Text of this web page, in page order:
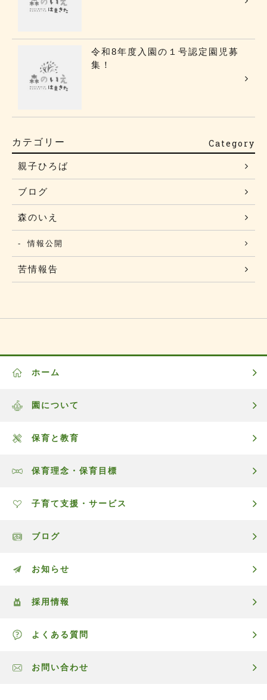
令和8年度入園の１号認定園児募
集！
カテゴリー Category
親子ひろば
ブログ
森のいえ
情報公開
苦情報告
ホーム
園について
保育と教育
保育理念・保育目標
子育て支援・サービス
ブログ
お知らせ
採用情報
よくある質問
お問い合わせ